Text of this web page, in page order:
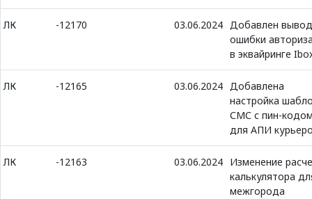
ЛК -12170 03.06.2024 Добавлен вывод
ошибки
в эквайринге
ЛК -12165 03.06.2024 Добавлена
настройка
СМС с пин-
для АПИ
ЛК -12163 03.06.2024 Изменение
калькулятора
межгорода